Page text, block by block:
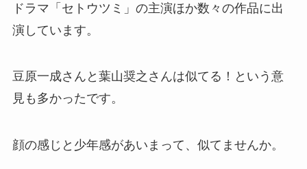
ドラマ「セトウツミ」の主演ほか数々の作品に出
演しています。
豆原一成さんと葉山奨之さんは似てる！という意
見も多かったです。
顔の感じと少年感があいまって、似てませんか。